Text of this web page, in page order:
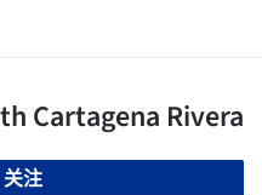
关注